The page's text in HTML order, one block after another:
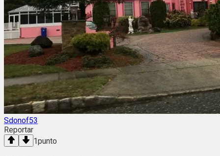
Sdonof53
Reportar
1punto